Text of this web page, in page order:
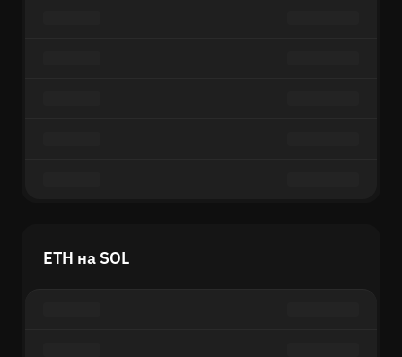
ETH на SOL